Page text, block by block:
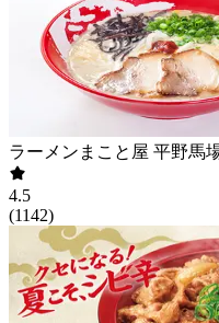
ラーメンまこと屋 平野馬
4.5
(1142)